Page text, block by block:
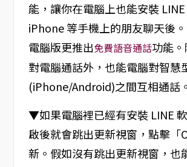
能，讓你在電腦上也能安裝
iPhone 等手機上的朋友聊天後
電腦版更推出免費語音通話功能
對電腦通話外，也能電腦對智慧
(iPhone/Android)之間互相通話。
▼如果電腦裡已經有安裝 LINE
啟後就會跳出更新視窗，點擊「
新。假如沒有跳出更新視窗，也